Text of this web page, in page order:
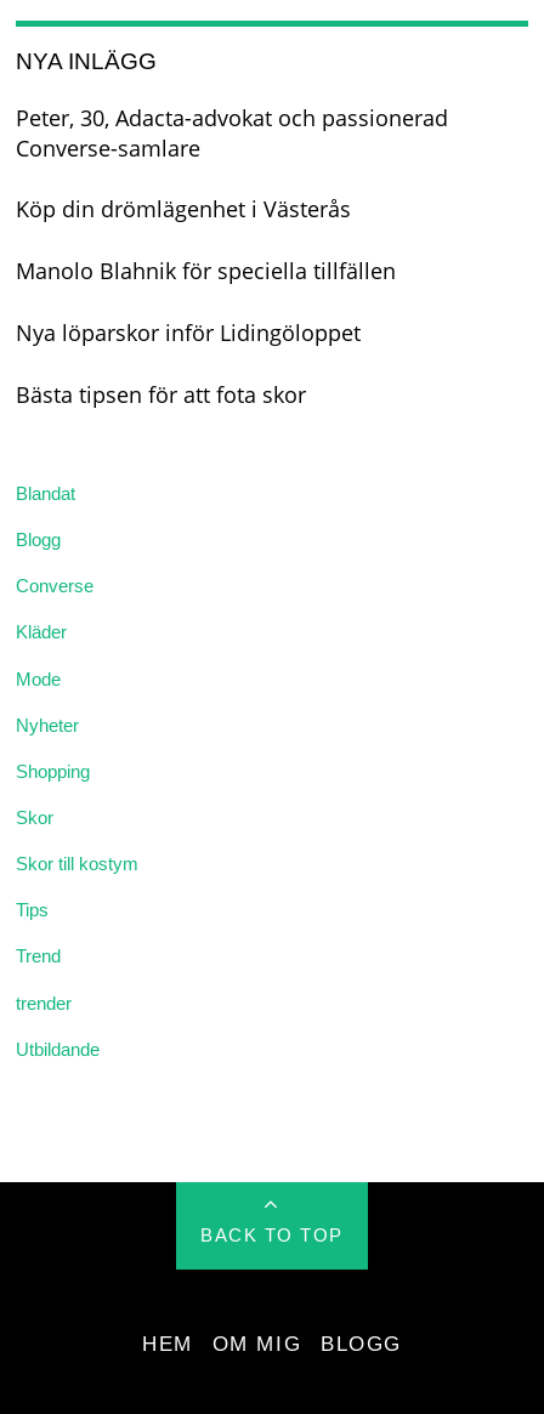
NYA INLÄGG
Peter, 30, Adacta-advokat och passionerad
Converse-samlare
Köp din drömlägenhet i Västerås
Manolo Blahnik för speciella tillfällen
Nya löparskor inför Lidingöloppet
Bästa tipsen för att fota skor
Blandat
Blogg
Converse
Kläder
Mode
Nyheter
Shopping
Skor
Skor till kostym
Tips
Trend
trender
Utbildande
BACK TO TOP
HEM OM MIG BLOGG